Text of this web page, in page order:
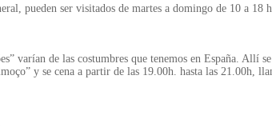
pueden ser visitados de martes a domingo de 10 a 18
varían de las costumbres que tenemos en España. Allí
y se cena a partir de las 19.00h. hasta las 21.00h,